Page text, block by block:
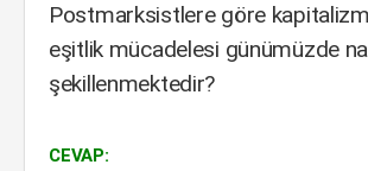
Postmarksistlere göre kapitalizm
eşitlik mücadelesi günümüzde
şekillenmektedir?
CEVAP: